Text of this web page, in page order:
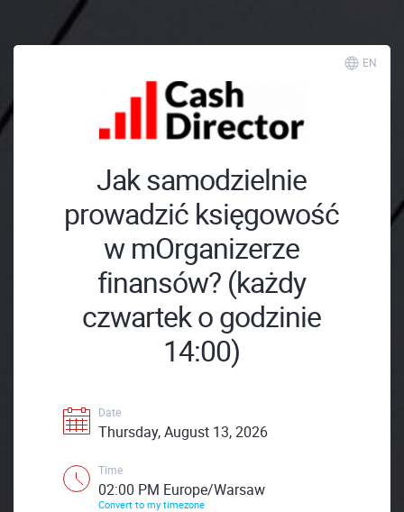
EN
Jak samodzielnie
prowadzić księgowość
w mOrganizerze
finansów? (każdy
czwartek o godzinie
14:00)
Date
Thursday, August 13, 2026
Time
02:00 PM Europe/Warsaw
Convert to my timezone